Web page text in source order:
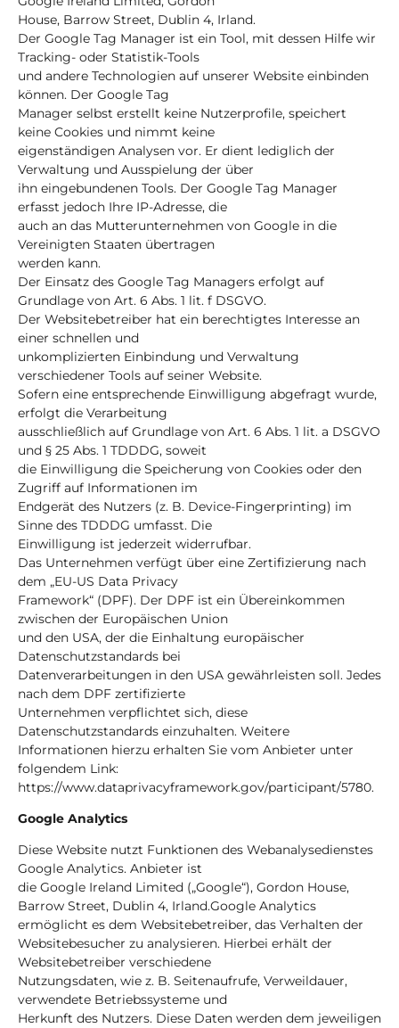
House, Barrow Street, Dublin 4, Irland.
Der Google Tag Manager ist ein Tool, mit dessen Hilfe wir
Tracking- oder Statistik-Tools
und andere Technologien auf unserer Website einbinden
können. Der Google Tag
Manager selbst erstellt keine Nutzerprofile, speichert
keine Cookies und nimmt keine
eigenständigen Analysen vor. Er dient lediglich der
Verwaltung und Ausspielung der über
ihn eingebundenen Tools. Der Google Tag Manager
erfasst jedoch Ihre IP-Adresse, die
auch an das Mutterunternehmen von Google in die
Vereinigten Staaten übertragen
werden kann.
Der Einsatz des Google Tag Managers erfolgt auf
Grundlage von Art. 6 Abs. 1 lit. f DSGVO.
Der Websitebetreiber hat ein berechtigtes Interesse an
einer schnellen und
unkomplizierten Einbindung und Verwaltung
verschiedener Tools auf seiner Website.
Sofern eine entsprechende Einwilligung abgefragt wurde,
erfolgt die Verarbeitung
ausschließlich auf Grundlage von Art. 6 Abs. 1 lit. a DSGVO
und § 25 Abs. 1 TDDDG, soweit
die Einwilligung die Speicherung von Cookies oder den
Zugriff auf Informationen im
Endgerät des Nutzers (z. B. Device-Fingerprinting) im
Sinne des TDDDG umfasst. Die
Einwilligung ist jederzeit widerrufbar.
Das Unternehmen verfügt über eine Zertifizierung nach
dem „EU-US Data Privacy
Framework“ (DPF). Der DPF ist ein Übereinkommen
zwischen der Europäischen Union
und den USA, der die Einhaltung europäischer
Datenschutzstandards bei
Datenverarbeitungen in den USA gewährleisten soll. Jedes
nach dem DPF zertifizierte
Unternehmen verpflichtet sich, diese
Datenschutzstandards einzuhalten. Weitere
Informationen hierzu erhalten Sie vom Anbieter unter
folgendem Link:
https://www.dataprivacyframework.gov/participant/5780.
Google Analytics
Diese Website nutzt Funktionen des Webanalysedienstes
Google Analytics. Anbieter ist
die Google Ireland Limited („Google“), Gordon House,
Barrow Street, Dublin 4, Irland.Google Analytics
ermöglicht es dem Websitebetreiber, das Verhalten der
Websitebesucher zu analysieren. Hierbei erhält der
Websitebetreiber verschiedene
Nutzungsdaten, wie z. B. Seitenaufrufe, Verweildauer,
verwendete Betriebssysteme und
Herkunft des Nutzers. Diese Daten werden dem jeweiligen